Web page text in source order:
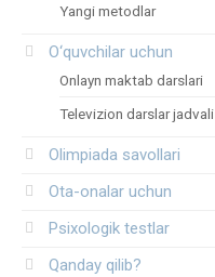
Yangi metodlar
O‘quvchilar uchun
Onlayn maktab darslari
Televizion darslar jadvali
Olimpiada savollari
Ota-onalar uchun
Psixologik testlar
Qanday qilib?